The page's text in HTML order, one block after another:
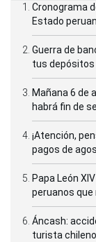
Cronograma
Estado
Guerra de
tus depósitos
Mañana 6 de
habrá fin de
¡Atención,
pagos de
Papa León
peruanos
Áncash:
turista